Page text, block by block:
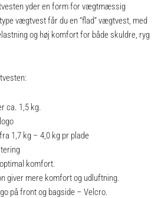
yder en form for vægtmæssig
vægtvest får du en “flad” vægtvest, med
og høj komfort for både skuldre, ryg
ca. 1,5 kg.
1,7 kg – 4,0 kg pr plade
komfort.
giver mere komfort og udluftning.
på front og bagside – Velcro.